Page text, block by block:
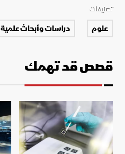
تصنيفات
علوم دراسات وأبحاث علمية
قصص قد تهمك